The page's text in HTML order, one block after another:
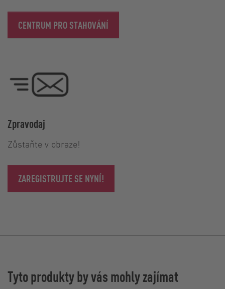
CENTRUM PRO STAHOVÁNÍ
Zpravodaj
Zůstaňte v obraze!
ZAREGISTRUJTE SE NYNÍ!
Tyto produkty by vás mohly zajímat